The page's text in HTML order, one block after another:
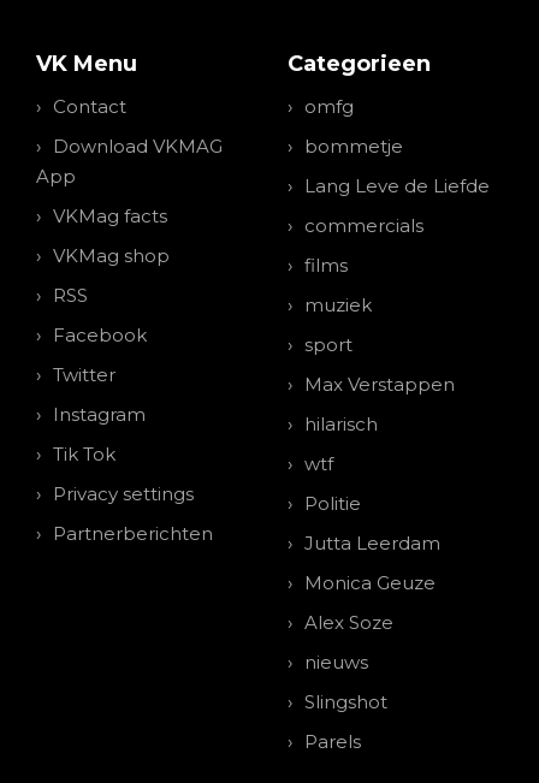
VK Menu
Contact
Download VKMAG
App
VKMag facts
VKMag shop
RSS
Facebook
Twitter
Instagram
Tik Tok
Privacy settings
Partnerberichten
Categorieen
omfg
bommetje
Lang Leve de Liefde
commercials
films
muziek
sport
Max Verstappen
hilarisch
wtf
Politie
Jutta Leerdam
Monica Geuze
Alex Soze
nieuws
Slingshot
Parels